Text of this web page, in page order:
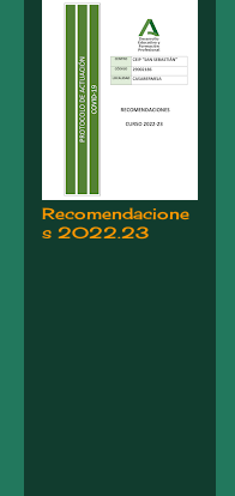
Recomendacione
s 2022.23